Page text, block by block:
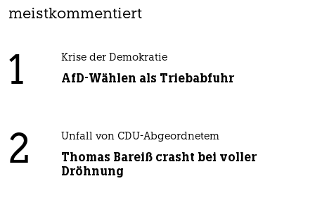
meistkommentiert
1 Krise der Demokratie
AfD-Wählen als Triebabfuhr
2 Unfall von CDU-Abgeordnetem
Thomas Bareiß crasht bei voller
Dröhnung